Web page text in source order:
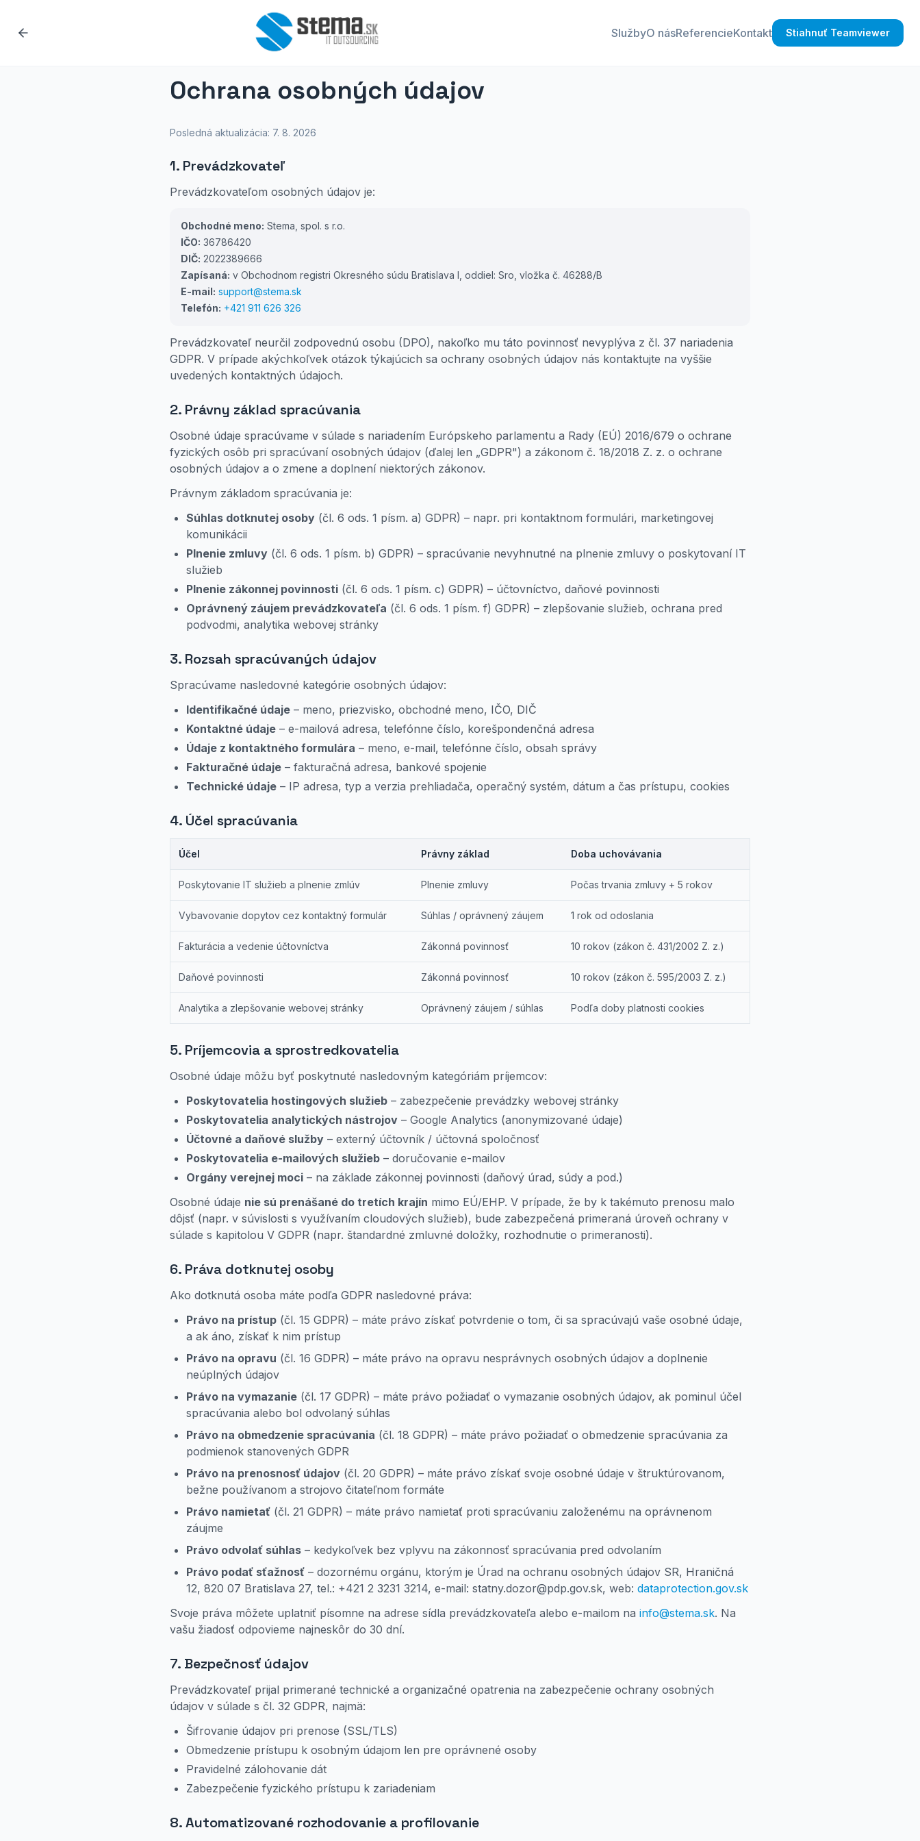
SlužbyO násReferencieKontakt Stiahnuť Teamviewer
Ochrana osobných údajov
Posledná aktualizácia: 7. 8. 2026
1. Prevádzkovateľ
Prevádzkovateľom osobných údajov je:
Obchodné meno: Stema, spol. s r.o.
IČO: 36786420
DIČ: 2022389666
Zapísaná: v Obchodnom registri Okresného súdu Bratislava I, oddiel: Sro, vložka č. 46288/B
E-mail: support@stema.sk
Telefón: +421 911 626 326
Prevádzkovateľ neurčil zodpovednú osobu (DPO), nakoľko mu táto povinnosť nevyplýva z čl. 37 nariadenia
GDPR. V prípade akýchkoľvek otázok týkajúcich sa ochrany osobných údajov nás kontaktujte na vyššie
uvedených kontaktných údajoch.
2. Právny základ spracúvania
Osobné údaje spracúvame v súlade s nariadením Európskeho parlamentu a Rady (EÚ) 2016/679 o ochrane
fyzických osôb pri spracúvaní osobných údajov (ďalej len „GDPR") a zákonom č. 18/2018 Z. z. o ochrane
osobných údajov a o zmene a doplnení niektorých zákonov.
Právnym základom spracúvania je:
Súhlas dotknutej osoby (čl. 6 ods. 1 písm. a) GDPR) – napr. pri kontaktnom formulári, marketingovej
komunikácii
Plnenie zmluvy (čl. 6 ods. 1 písm. b) GDPR) – spracúvanie nevyhnutné na plnenie zmluvy o poskytovaní IT
služieb
Plnenie zákonnej povinnosti (čl. 6 ods. 1 písm. c) GDPR) – účtovníctvo, daňové povinnosti
Oprávnený záujem prevádzkovateľa (čl. 6 ods. 1 písm. f) GDPR) – zlepšovanie služieb, ochrana pred
podvodmi, analytika webovej stránky
3. Rozsah spracúvaných údajov
Spracúvame nasledovné kategórie osobných údajov:
Identifikačné údaje – meno, priezvisko, obchodné meno, IČO, DIČ
Kontaktné údaje – e-mailová adresa, telefónne číslo, korešpondenčná adresa
Údaje z kontaktného formulára – meno, e-mail, telefónne číslo, obsah správy
Fakturačné údaje – fakturačná adresa, bankové spojenie
Technické údaje – IP adresa, typ a verzia prehliadača, operačný systém, dátum a čas prístupu, cookies
4. Účel spracúvania
Účel Právny základ Doba uchovávania
Poskytovanie IT služieb a plnenie zmlúv Plnenie zmluvy Počas trvania zmluvy + 5 rokov
Vybavovanie dopytov cez kontaktný formulár Súhlas / oprávnený záujem 1 rok od odoslania
Fakturácia a vedenie účtovníctva Zákonná povinnosť 10 rokov (zákon č. 431/2002 Z. z.)
Daňové povinnosti Zákonná povinnosť 10 rokov (zákon č. 595/2003 Z. z.)
Analytika a zlepšovanie webovej stránky Oprávnený záujem / súhlas Podľa doby platnosti cookies
5. Príjemcovia a sprostredkovatelia
Osobné údaje môžu byť poskytnuté nasledovným kategóriám príjemcov:
Poskytovatelia hostingových služieb – zabezpečenie prevádzky webovej stránky
Poskytovatelia analytických nástrojov – Google Analytics (anonymizované údaje)
Účtovné a daňové služby – externý účtovník / účtovná spoločnosť
Poskytovatelia e-mailových služieb – doručovanie e-mailov
Orgány verejnej moci – na základe zákonnej povinnosti (daňový úrad, súdy a pod.)
Osobné údaje nie sú prenášané do tretích krajín mimo EÚ/EHP. V prípade, že by k takémuto prenosu malo
dôjsť (napr. v súvislosti s využívaním cloudových služieb), bude zabezpečená primeraná úroveň ochrany v
súlade s kapitolou V GDPR (napr. štandardné zmluvné doložky, rozhodnutie o primeranosti).
6. Práva dotknutej osoby
Ako dotknutá osoba máte podľa GDPR nasledovné práva:
Právo na prístup (čl. 15 GDPR) – máte právo získať potvrdenie o tom, či sa spracúvajú vaše osobné údaje,
a ak áno, získať k nim prístup
Právo na opravu (čl. 16 GDPR) – máte právo na opravu nesprávnych osobných údajov a doplnenie
neúplných údajov
Právo na vymazanie (čl. 17 GDPR) – máte právo požiadať o vymazanie osobných údajov, ak pominul účel
spracúvania alebo bol odvolaný súhlas
Právo na obmedzenie spracúvania (čl. 18 GDPR) – máte právo požiadať o obmedzenie spracúvania za
podmienok stanovených GDPR
Právo na prenosnosť údajov (čl. 20 GDPR) – máte právo získať svoje osobné údaje v štruktúrovanom,
bežne používanom a strojovo čitateľnom formáte
Právo namietať (čl. 21 GDPR) – máte právo namietať proti spracúvaniu založenému na oprávnenom
záujme
Právo odvolať súhlas – kedykoľvek bez vplyvu na zákonnosť spracúvania pred odvolaním
Právo podať sťažnosť – dozornému orgánu, ktorým je Úrad na ochranu osobných údajov SR, Hraničná
12, 820 07 Bratislava 27, tel.: +421 2 3231 3214, e-mail: statny.dozor@pdp.gov.sk, web: dataprotection.gov.sk
Svoje práva môžete uplatniť písomne na adrese sídla prevádzkovateľa alebo e-mailom na info@stema.sk. Na
vašu žiadosť odpovieme najneskôr do 30 dní.
7. Bezpečnosť údajov
Prevádzkovateľ prijal primerané technické a organizačné opatrenia na zabezpečenie ochrany osobných
údajov v súlade s čl. 32 GDPR, najmä:
Šifrovanie údajov pri prenose (SSL/TLS)
Obmedzenie prístupu k osobným údajom len pre oprávnené osoby
Pravidelné zálohovanie dát
Zabezpečenie fyzického prístupu k zariadeniam
8. Automatizované rozhodovanie a profilovanie